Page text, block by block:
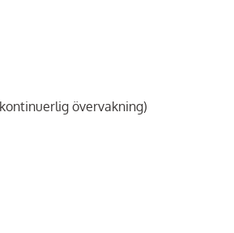
övervakning)